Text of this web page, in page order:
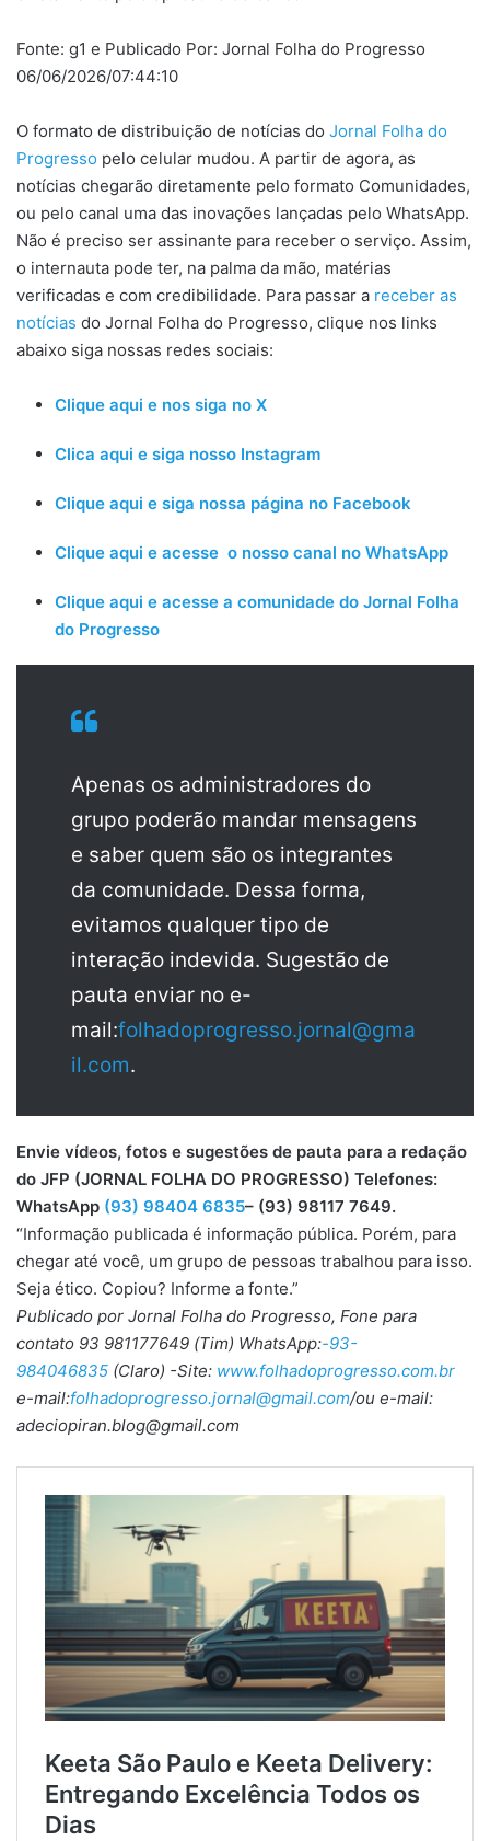
Fonte: g1 e Publicado Por: Jornal Folha do Progresso
06/06/2026/07:44:10
O formato de distribuição de notícias do Jornal Folha do
Progresso pelo celular mudou. A partir de agora, as
notícias chegarão diretamente pelo formato Comunidades,
ou pelo canal uma das inovações lançadas pelo WhatsApp.
Não é preciso ser assinante para receber o serviço. Assim,
o internauta pode ter, na palma da mão, matérias
verificadas e com credibilidade. Para passar a receber as
notícias do Jornal Folha do Progresso, clique nos links
abaixo siga nossas redes sociais:
Clique aqui e nos siga no X
Clica aqui e siga nosso Instagram
Clique aqui e siga nossa página no Facebook
Clique aqui e acesse o nosso canal no WhatsApp
Clique aqui e acesse a comunidade do Jornal Folha
do Progresso
Apenas os administradores do
grupo poderão mandar mensagens
e saber quem são os integrantes
da comunidade. Dessa forma,
evitamos qualquer tipo de
interação indevida. Sugestão de
pauta enviar no e-
mail:folhadoprogresso.jornal@gma
il.com.
Envie vídeos, fotos e sugestões de pauta para a redação
do JFP (JORNAL FOLHA DO PROGRESSO) Telefones:
WhatsApp (93) 98404 6835– (93) 98117 7649.
“Informação publicada é informação pública. Porém, para
chegar até você, um grupo de pessoas trabalhou para isso.
Seja ético. Copiou? Informe a fonte.”
Publicado por Jornal Folha do Progresso, Fone para
contato 93 981177649 (Tim) WhatsApp:-93-
984046835 (Claro) -Site: www.folhadoprogresso.com.br
e-mail:folhadoprogresso.jornal@gmail.com/ou e-mail:
adeciopiran.blog@gmail.com